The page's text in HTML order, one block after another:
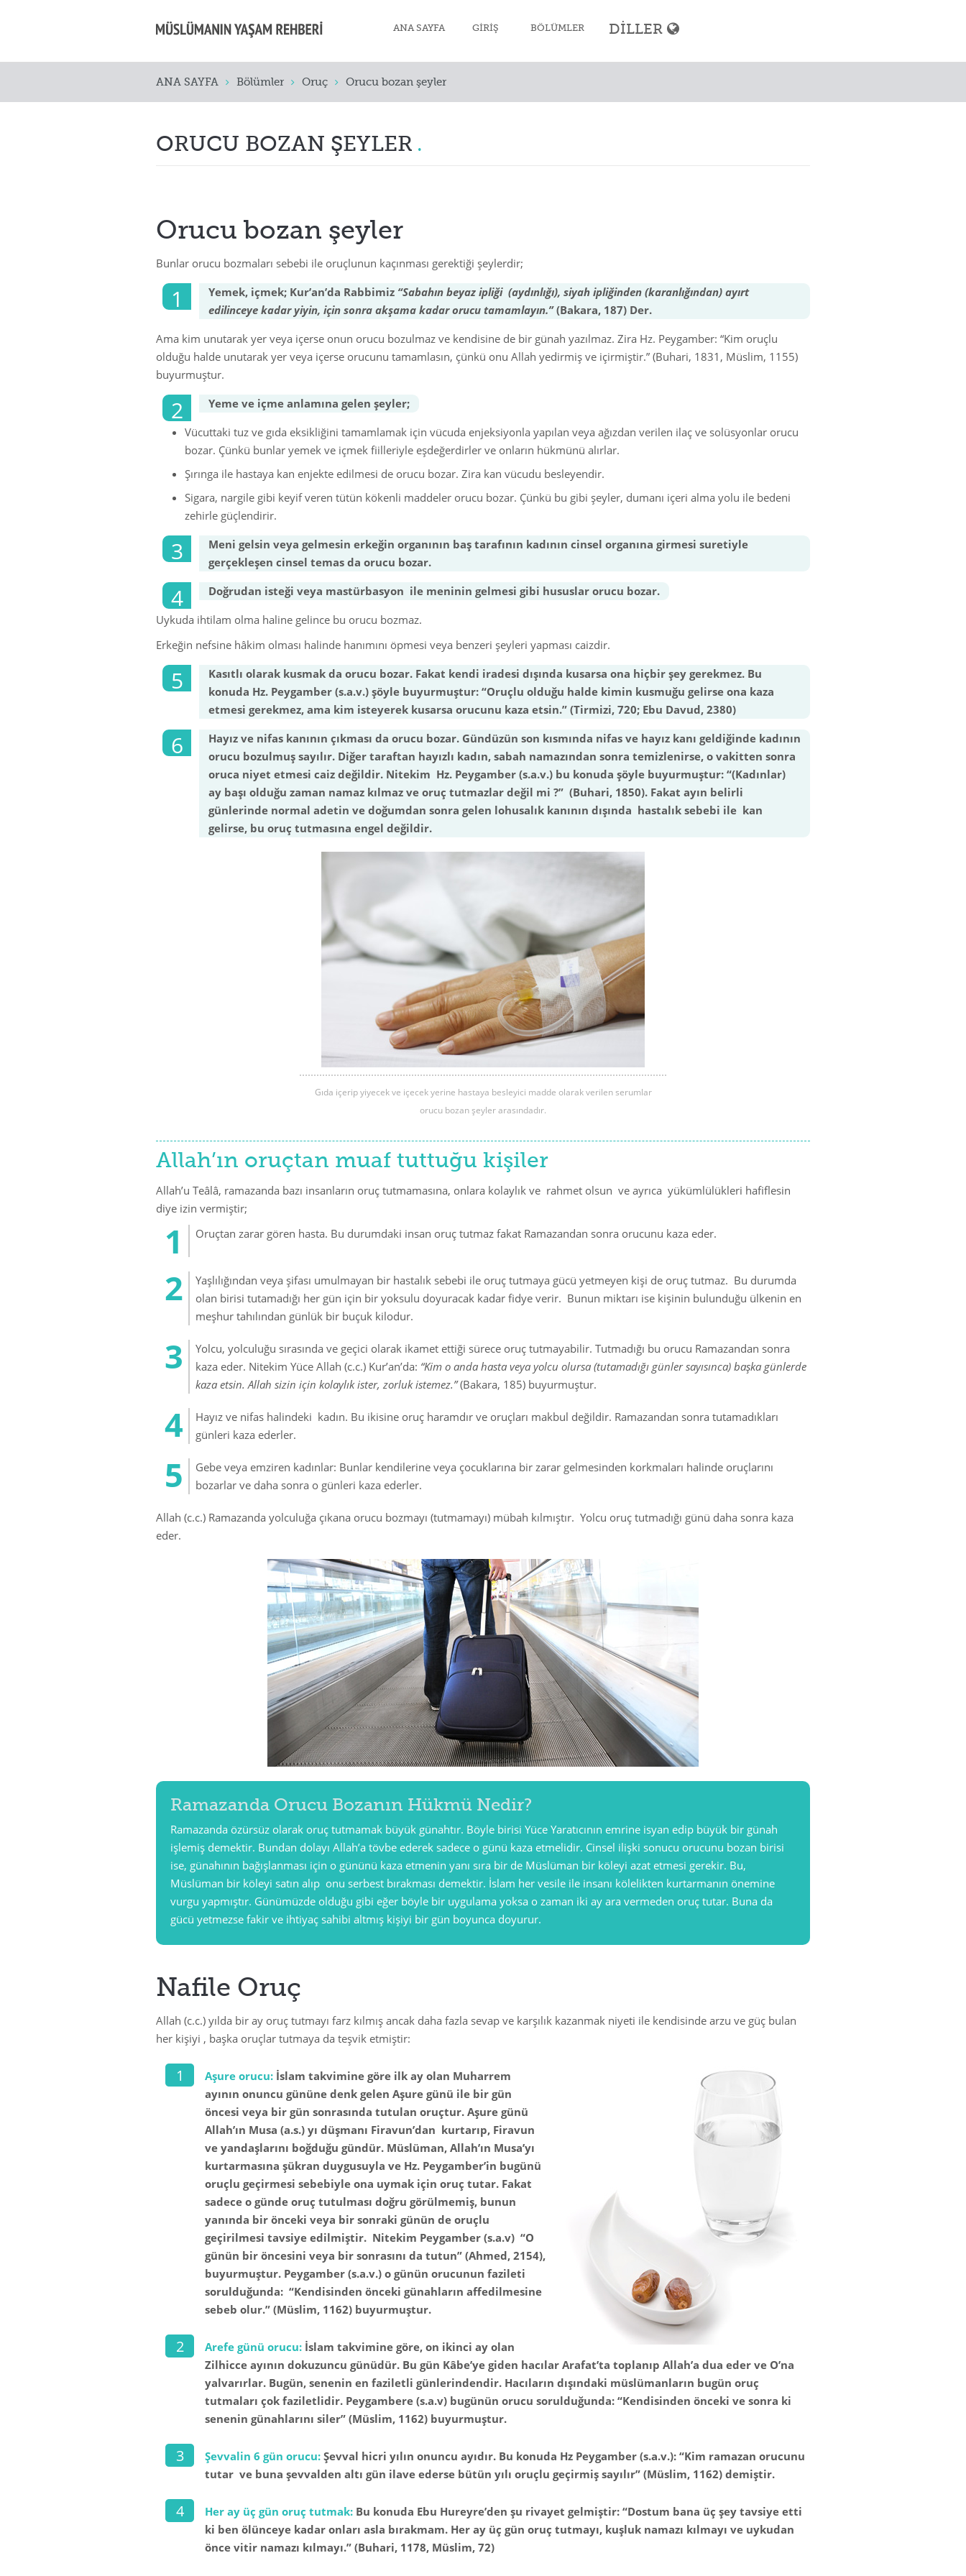
ANA SAYFA GIRIŞ BÖLÜMLER
Müslümanın Ahlakı
Mali ve Finansal İşlemler
Yiyecekler
Giysiler
DILLER
ANA SAYFA Bölümler Oruç Orucu bozan şeyler
ORUCU BOZAN ŞEYLER
Orucu bozan şeyler
Bunlar orucu bozmaları sebebi ile oruçlunun kaçınması gerektiği şeylerdir;
Yemek, içmek; Kur’an’da Rabbimiz “Sabahın beyaz ipliği (aydınlığı), siyah ipliğinden (karanlığından) ayırt
edilinceye kadar yiyin, için sonra akşama kadar orucu tamamlayın.”(Bakara, 187) Der.
Ama kim unutarak yer veya içerse onun orucu bozulmaz ve kendisine de bir günah yazılmaz. Zira Hz. Peygamber: “Kim oruçlu
olduğu halde unutarak yer veya içerse orucunu tamamlasın, çünkü onu Allah yedirmiş ve içirmiştir.” (Buhari, 1831, Müslim, 1155)
buyurmuştur.
Yeme ve içme anlamına gelen şeyler;
Vücuttaki tuz ve gıda eksikliğini tamamlamak için vücuda enjeksiyonla yapılan veya ağızdan verilen ilaç ve solüsyonlar orucu
bozar. Çünkü bunlar yemek ve içmek fiilleriyle eşdeğerdirler ve onların hükmünü alırlar.
Şırınga ile hastaya kan enjekte edilmesi de orucu bozar. Zira kan vücudu besleyendir.
Sigara, nargile gibi keyif veren tütün kökenli maddeler orucu bozar. Çünkü bu gibi şeyler, dumanı içeri alma yolu ile bedeni
zehirle güçlendirir.
Meni gelsin veya gelmesin erkeğin organının baş tarafının kadının cinsel organına girmesi suretiyle
gerçekleşen cinsel temas da orucu bozar.
Doğrudan isteği veya mastürbasyon ile meninin gelmesi gibi hususlar orucu bozar.
Uykuda ihtilam olma haline gelince bu orucu bozmaz.
Erkeğin nefsine hâkim olması halinde hanımını öpmesi veya benzeri şeyleri yapması caizdir.
Kasıtlı olarak kusmak da orucu bozar. Fakat kendi iradesi dışında kusarsa ona hiçbir şey gerekmez. Bu
konuda Hz. Peygamber (s.a.v.) şöyle buyurmuştur: “Oruçlu olduğu halde kimin kusmuğu gelirse ona kaza
etmesi gerekmez, ama kim isteyerek kusarsa orucunu kaza etsin.” (Tirmizi, 720; Ebu Davud, 2380)
Hayız ve nifas kanının çıkması da orucu bozar. Gündüzün son kısmında nifas ve hayız kanı geldiğinde kadının
orucu bozulmuş sayılır. Diğer taraftan hayızlı kadın, sabah namazından sonra temizlenirse, o vakitten sonra
oruca niyet etmesi caiz değildir. Nitekim Hz. Peygamber (s.a.v.) bu konuda şöyle buyurmuştur: “(Kadınlar)
ay başı olduğu zaman namaz kılmaz ve oruç tutmazlar değil mi ?” (Buhari, 1850). Fakat ayın belirli
günlerinde normal adetin ve doğumdan sonra gelen lohusalık kanının dışında hastalık sebebi ile kan
gelirse, bu oruç tutmasına engel değildir.
Gıda içerip yiyecek ve içecek yerine hastaya besleyici madde olarak verilen serumlar
orucu bozan şeyler arasındadır.
Allah’ın oruçtan muaf tuttuğu kişiler
Allah’u Teâlâ, ramazanda bazı insanların oruç tutmamasına, onlara kolaylık ve rahmet olsun ve ayrıca yükümlülükleri hafiflesin
diye izin vermiştir;
Oruçtan zarar gören hasta. Bu durumdaki insan oruç tutmaz fakat Ramazandan sonra orucunu kaza eder.
Yaşlılığından veya şifası umulmayan bir hastalık sebebi ile oruç tutmaya gücü yetmeyen kişi de oruç tutmaz. Bu durumda
olan birisi tutamadığı her gün için bir yoksulu doyuracak kadar fidye verir. Bunun miktarı ise kişinin bulunduğu ülkenin en
meşhur tahılından günlük bir buçuk kilodur.
Yolcu, yolculuğu sırasında ve geçici olarak ikamet ettiği sürece oruç tutmayabilir. Tutmadığı bu orucu Ramazandan sonra
kaza eder. Nitekim Yüce Allah (c.c.) Kur’an’da: “Kim o anda hasta veya yolcu olursa (tutamadığı günler sayısınca) başka günlerde
kaza etsin. Allah sizin için kolaylık ister, zorluk istemez.”(Bakara, 185) buyurmuştur.
Hayız ve nifas halindeki kadın. Bu ikisine oruç haramdır ve oruçları makbul değildir. Ramazandan sonra tutamadıkları
günleri kaza ederler.
Gebe veya emziren kadınlar: Bunlar kendilerine veya çocuklarına bir zarar gelmesinden korkmaları halinde oruçlarını
bozarlar ve daha sonra o günleri kaza ederler.
Allah (c.c.) Ramazanda yolculuğa çıkana orucu bozmayı (tutmamayı) mübah kılmıştır. Yolcu oruç tutmadığı günü daha sonra kaza
eder.
Ramazanda Orucu Bozanın Hükmü Nedir?
Ramazanda özürsüz olarak oruç tutmamak büyük günahtır. Böyle birisi Yüce Yaratıcının emrine isyan edip büyük bir günah
işlemiş demektir. Bundan dolayı Allah’a tövbe ederek sadece o günü kaza etmelidir. Cinsel ilişki sonucu orucunu bozan birisi
ise, günahının bağışlanması için o gününü kaza etmenin yanı sıra bir de Müslüman bir köleyi azat etmesi gerekir. Bu,
Müslüman bir köleyi satın alıp onu serbest bırakması demektir. İslam her vesile ile insanı kölelikten kurtarmanın önemine
vurgu yapmıştır. Günümüzde olduğu gibi eğer böyle bir uygulama yoksa o zaman iki ay ara vermeden oruç tutar. Buna da
gücü yetmezse fakir ve ihtiyaç sahibi altmış kişiyi bir gün boyunca doyurur.
Nafile Oruç
Allah (c.c.) yılda bir ay oruç tutmayı farz kılmış ancak daha fazla sevap ve karşılık kazanmak niyeti ile kendisinde arzu ve güç bulan
her kişiyi , başka oruçlar tutmaya da teşvik etmiştir:
Aşure orucu: İslam takvimine göre ilk ay olan Muharrem
ayının onuncu gününe denk gelen Aşure günü ile bir gün
öncesi veya bir gün sonrasında tutulan oruçtur. Aşure günü
Allah’ın Musa (a.s.) yı düşmanı Firavun’dan kurtarıp, Firavun
ve yandaşlarını boğduğu gündür. Müslüman, Allah’ın Musa’yı
kurtarmasına şükran duygusuyla ve Hz. Peygamber’in bugünü
oruçlu geçirmesi sebebiyle ona uymak için oruç tutar. Fakat
sadece o günde oruç tutulması doğru görülmemiş, bunun
yanında bir önceki veya bir sonraki günün de oruçlu
geçirilmesi tavsiye edilmiştir. Nitekim Peygamber (s.a.v) “O
günün bir öncesini veya bir sonrasını da tutun” (Ahmed, 2154),
buyurmuştur. Peygamber (s.a.v.) o günün orucunun fazileti
sorulduğunda: “Kendisinden önceki günahların affedilmesine
sebeb olur.” (Müslim, 1162) buyurmuştur.
Arefe günü orucu: İslam takvimine göre, on ikinci ay olan
Zilhicce ayının dokuzuncu günüdür. Bu gün Kâbe’ye giden hacılar Arafat’ta toplanıp Allah’a dua eder ve O’na
yalvarırlar. Bugün, senenin en faziletli günlerindendir. Hacıların dışındaki müslümanların bugün oruç
tutmaları çok faziletlidir. Peygambere (s.a.v) bugünün orucu sorulduğunda: “Kendisinden önceki ve sonra ki
senenin günahlarını siler” (Müslim, 1162) buyurmuştur.
Şevvalin 6 gün orucu: Şevval hicri yılın onuncu ayıdır. Bu konuda Hz Peygamber (s.a.v.): “Kim ramazan orucunu
tutar ve buna şevvalden altı gün ilave ederse bütün yılı oruçlu geçirmiş sayılır” (Müslim, 1162) demiştir.
Her ay üç gün oruç tutmak: Bu konuda Ebu Hureyre’den şu rivayet gelmiştir: “Dostum bana üç şey tavsiye etti
ki ben ölünceye kadar onları asla bırakmam. Her ay üç gün oruç tutmayı, kuşluk namazı kılmayı ve uykudan
önce vitir namazı kılmayı.” (Buhari, 1178, Müslim, 72)